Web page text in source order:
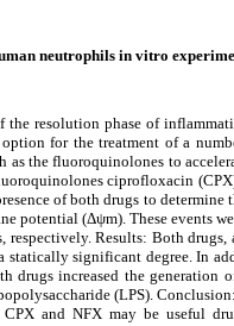
neutrophils in vitro
resolution phase of
for the treatment of a
the fluoroquinolones to
ciprofloxacin
of both drugs to determine
potential (Δψm). These events
Results: Both drugs,
statically significant degree. In
drugs increased the generation
(LPS).
and NFX may be useful